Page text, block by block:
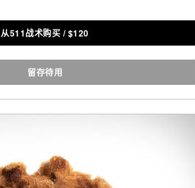
从511战术购买 /$120
留存待用